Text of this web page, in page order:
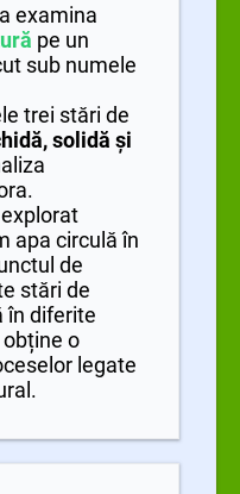
examina
pe un
sub numele
trei stări de
solidă și
apa circulă în
de
stări de
în diferite
o
legate